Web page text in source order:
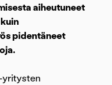
aiheutuneet
pidentäneet
yritysten